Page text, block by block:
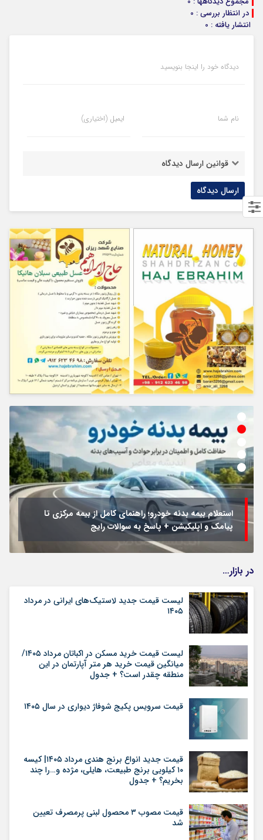
در انتظار بررسی : 0
انتشار یافته : 0
دیدگاه خود را اینجا بنویسید
نام شما ایمیل (اختیاری)
قوانین ارسال دیدگاه
استعلام بیمه بدنه خودرو؛ راهنمای کامل از بیمه مرکزی تا
پیامک و اپلیکیشن + پاسخ به سوالات رایج
در بازار…
لیست قیمت جدید لاستیک‌های ایرانی در مرداد
۱۴۰۵
لیست قیمت خرید مسکن در اکباتان مرداد ۱۴۰۵/
میانگین قیمت خرید هر متر آپارتمان در این
منطقه چقدر است؟ + جدول
قیمت سرویس پکیج شوفاژ دیواری در سال ۱۴۰۵
قیمت جدید انواع برنج هندی مرداد ۱۴۰۵| کیسه
۱۰ کیلویی برنج طبیعت، هایلی، مژده و…را چند
بخریم؟ + جدول
قیمت مصوب ۳ محصول لبنی پرمصرف تعیین
شد